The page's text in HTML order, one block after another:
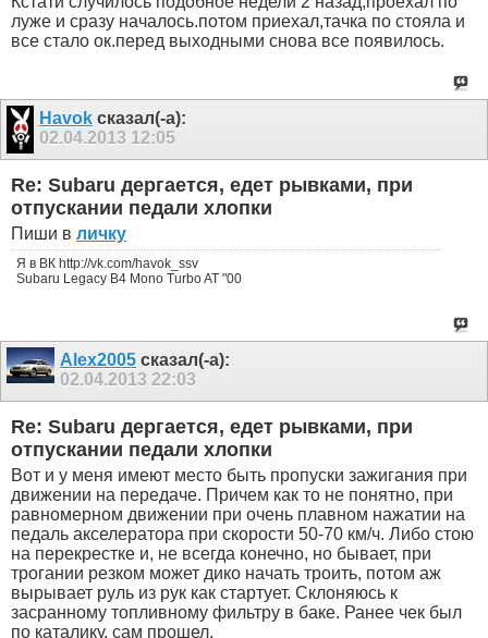
луже и сразу началось.потом приехал,тачка по стояла и
все стало ок.перед выходными снова все появилось.
Havokсказал(-а):
02.04.2013 12:05
Re: Subaru дергается, едет рывками, при
отпускании педали хлопки
Пиши в личку
Я в ВК http://vk.com/havok_ssv
Subaru Legacy B4 Mono Turbo AT "00
Alex2005 сказал(-а):
02.04.2013 22:03
Re: Subaru дергается, едет рывками, при
отпускании педали хлопки
Вот и у меня имеют место быть пропуски зажигания при
движении на передаче. Причем как то не понятно, при
равномерном движении при очень плавном нажатии на
педаль акселератора при скорости 50-70 км/ч. Либо стою
на перекрестке и, не всегда конечно, но бывает, при
трогании резком может дико начать троить, потом аж
вырывает руль из рук как стартует. Склоняюсь к
засранному топливному фильтру в баке. Ранее чек был
по каталику, сам прошел.